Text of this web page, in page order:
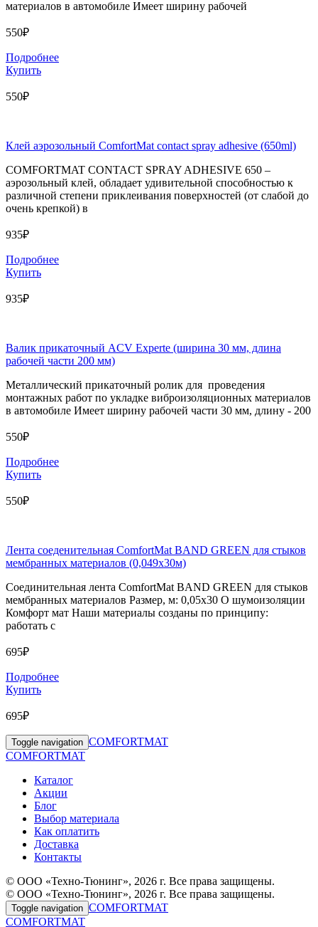
материалов в автомобиле Имеет ширину рабочей
550₽
Подробнее
Купить
550₽
Клей аэрозольный ComfortMat contact spray adhesive (650ml)
COMFORTMAT CONTACT SPRAY ADHESIVE 650 –
аэрозольный клей, обладает удивительной способностью к
различной степени приклеивания поверхностей (от слабой до
очень крепкой) в
935₽
Подробнее
Купить
935₽
Валик прикаточный ACV Experte (ширина 30 мм, длина
рабочей части 200 мм)
Металлический прикаточный ролик для проведения
монтажных работ по укладке виброизоляционных материалов
в автомобиле Имеет ширину рабочей части 30 мм, длину - 200
550₽
Подробнее
Купить
550₽
Лента соеденительная ComfortMat BAND GREEN для стыков
мембранных материалов (0,049х30м)
Соединительная лента ComfortMat BAND GREEN для стыков
мембранных материалов Размер, м: 0,05х30 О шумоизоляции
Комфорт мат Наши материалы созданы по принципу:
работать с
695₽
Подробнее
Купить
695₽
Toggle navigation COMFORTMAT
COMFORTMAT
Каталог
Акции
Блог
Выбор материала
Как оплатить
Доставка
Контакты
© ООО «Техно-Тюнинг», 2026 г. Все права защищены.
© ООО «Техно-Тюнинг», 2026 г. Все права защищены.
Toggle navigation COMFORTMAT
COMFORTMAT